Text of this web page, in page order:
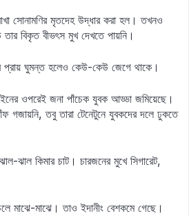
সোনামণির মৃতদেহ উদ্ধার করা হল। তখনও
বিকৃত বীভৎস মুখ দেখতে পায়নি।
ঘুমন্ত হলেও কেউ-কেউ জেগে থাকে।
ওপরেই জনা পাঁচেক যুবক আড্ডা জমিয়েছে।
তবু তারা টেনেটুনে যুবকদের দলে ঢুকতে
ঝাল কিমার চাট। চারজনের মুখে সিগারেট,
মাঝে-মাঝে। তাও ইদানীং বেশকমে গেছে।